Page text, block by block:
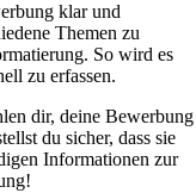
klar und
Themen zu
So wird es
zu erfassen.
dir, deine Bewerbung
du sicher, dass sie
Informationen zur